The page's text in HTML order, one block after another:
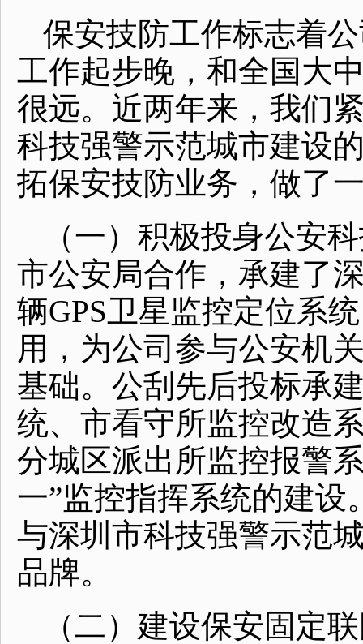
保安技防工作标志着
工作起步晚，和全国大
很远。近两年来，我们
科技强警示范城市建设
拓保安技防业务，做了
（一）积极投身公安
市公安局合作，承建了
辆GPS卫星监控定位系
用，为公司参与公安机
基础。公刮先后投标承
统、市看守所监控改造
分城区派出所监控报警
一”监控指挥系统的建
与深圳市科技强警示范
品牌。
（二）建设保安固定